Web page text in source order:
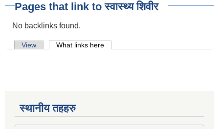
Pages that link to स्वास्थ्य शिवीर
No backlinks found.
Primary tabs
View What links here
स्थानीय तहहरु